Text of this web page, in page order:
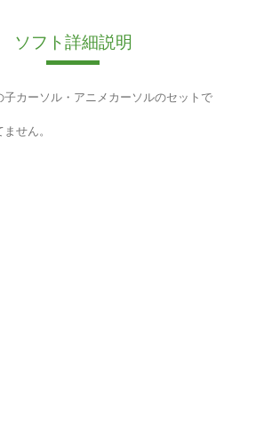
ソフト詳細説明
子カーソル・アニメカーソルのセットで
せん。